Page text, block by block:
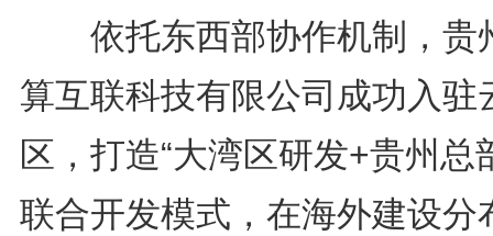
依托东西部协作机制，贵
算互联科技有限公司成功入驻
区，打造“大湾区研发+贵州总
联合开发模式，在海外建设分